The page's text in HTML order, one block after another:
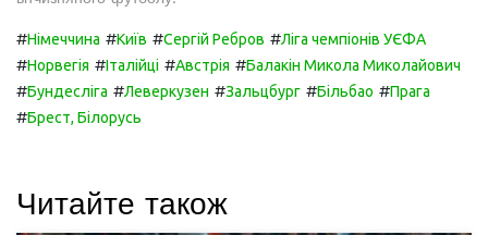
#Німеччина #Київ #Сергій Ребров #Ліга чемпіонів УЄФА
#Норвегія #Італійці #Австрія #Балакін Микола Миколайович
#Бундесліга #Леверкузен #Зальцбург #Більбао #Прага
#Брест, Білорусь
Читайте також